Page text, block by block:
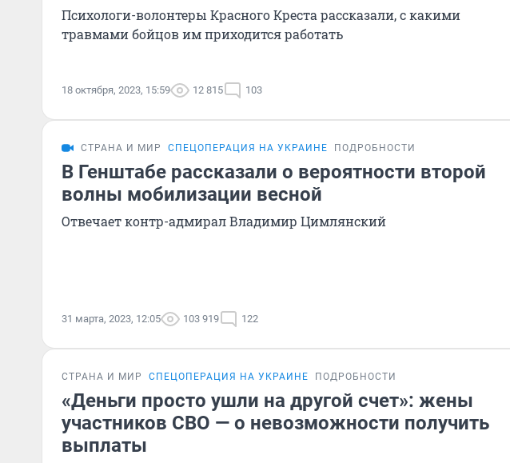
Психологи-волонтеры Красного Креста рассказали, с какими
травмами бойцов им приходится работать
18 октября, 2023, 15:59 12 815 103
СТРАНА И МИР СПЕЦОПЕРАЦИЯ НА УКРАИНЕ ПОДРОБНОСТИ
В Генштабе рассказали о вероятности второй
волны мобилизации весной
Отвечает контр-адмирал Владимир Цимлянский
31 марта, 2023, 12:05 103 919 122
СТРАНА И МИР СПЕЦОПЕРАЦИЯ НА УКРАИНЕ ПОДРОБНОСТИ
«Деньги просто ушли на другой счет»: жены
участников СВО — о невозможности получить
выплаты